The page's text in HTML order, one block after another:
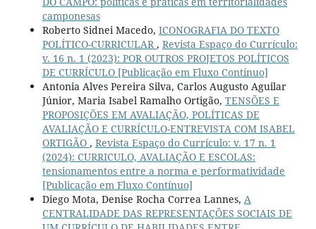
camponesas
Roberto Sidnei Macedo, ICONOGRAFIA DO TEXTO
POLÍTICO-CURRICULAR, Revista Espaço do Currículo:
v. 16 n. 1 (2023): POR OUTROS PROJETOS POLÍTICOS
DE CURRÍCULO [Publicação em Fluxo Contínuo]
Antonia Alves Pereira Silva, Carlos Augusto Aguilar
Júnior, Maria Isabel Ramalho Ortigão, TENSÕES E
PROPOSIÇÕES EM AVALIAÇÃO, POLÍTICAS DE
AVALIAÇÃO E CURRÍCULO-ENTREVISTA COM ISABEL
ORTIGÃO , Revista Espaço do Currículo: v. 17 n. 1
(2024): CURRICULO, AVALIAÇÃO E ESCOLAS:
tensionamentos entre a norma e performatividade
[Publicação em Fluxo Contínuo]
Diego Mota, Denise Rocha Correa Lannes, A
CENTRALIDADE DAS REPRESENTAÇÕES SOCIAIS DE